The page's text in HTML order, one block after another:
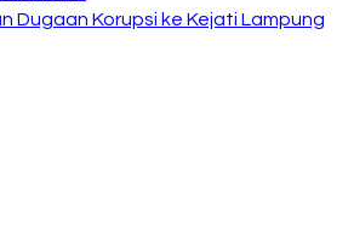
Dugaan Korupsi ke Kejati Lampung